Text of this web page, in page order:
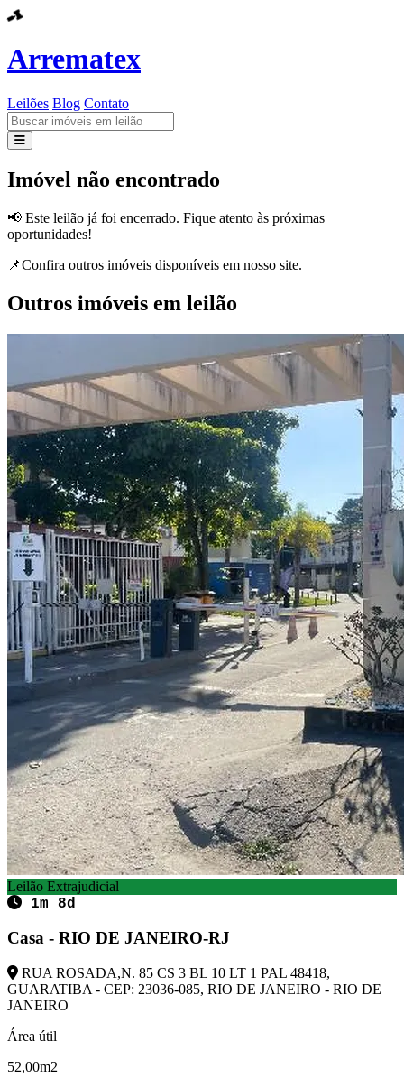
Arrematex
Leilões Blog Contato
Leilões
Imóvel não encontrado
📢 Este leilão já foi encerrado. Fique atento às próximas
oportunidades!
📌Confira outros imóveis disponíveis em nosso site.
Outros imóveis em leilão
Leilão Extrajudicial
1m 8d
Casa - RIO DE JANEIRO-RJ
RUA ROSADA,N. 85 CS 3 BL 10 LT 1 PAL 48418,
GUARATIBA - CEP: 23036-085, RIO DE JANEIRO - RIO DE
JANEIRO
Área útil
52,00m2